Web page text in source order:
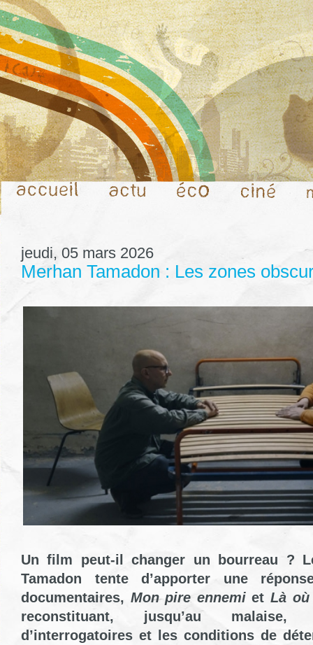
jeudi, 05 mars 2026
Merhan Tamadon : Les zones
Un film peut-il changer un bourreau ?
Tamadon tente d’apporter une
documentaires, Mon pire ennemietLà où
reconstituant, jusqu’au malaise,
d’interrogatoires et les conditions de